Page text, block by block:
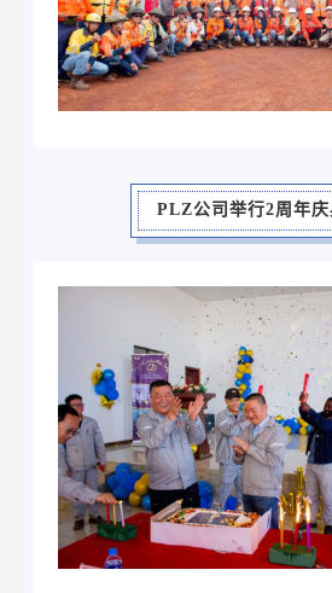
PLZ公司举行2周年庆